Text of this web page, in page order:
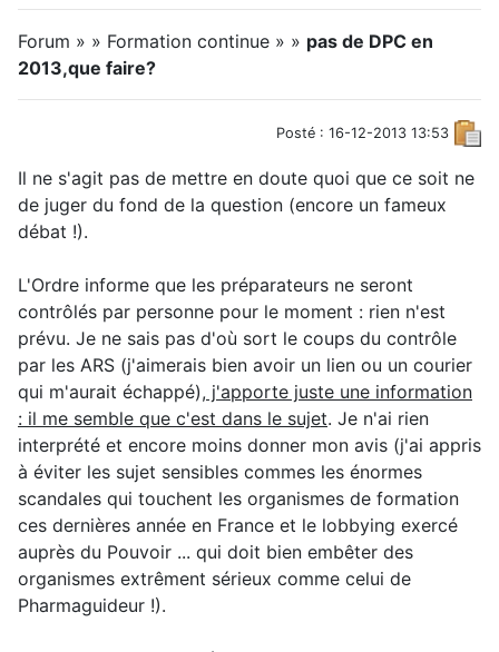
Forum » » Formation continue » » pas de DPC en
2013,que faire?
Posté : 16-12-2013 13:53
Il ne s'agit pas de mettre en doute quoi que ce soit ne
de juger du fond de la question (encore un fameux
débat !).
L'Ordre informe que les préparateurs ne seront
contrôlés par personne pour le moment : rien n'est
prévu. Je ne sais pas d'où sort le coups du contrôle
par les ARS (j'aimerais bien avoir un lien ou un courier
qui m'aurait échappé), j'apporte juste une information
: il me semble que c'est dans le sujet. Je n'ai rien
interprété et encore moins donner mon avis (j'ai appris
à éviter les sujet sensibles commes les énormes
scandales qui touchent les organismes de formation
ces dernières année en France et le lobbying exercé
auprès du Pouvoir ... qui doit bien embêter des
organismes extrêment sérieux comme celui de
Pharmaguideur !).